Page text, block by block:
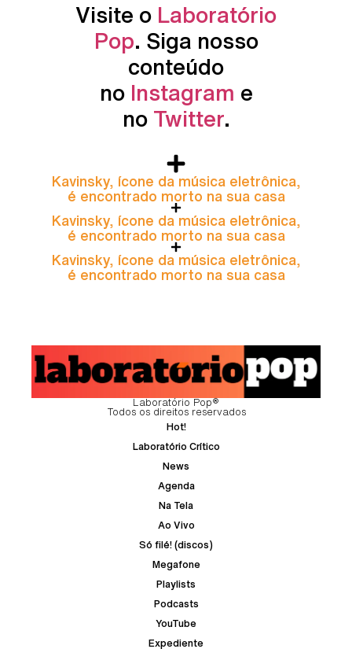
Visite o Laboratório
Pop. Siga nosso
conteúdo
no Instagram e
no Twitter.
Kavinsky, ícone da música eletrônica,
é encontrado morto na sua casa
Kavinsky, ícone da música eletrônica,
é encontrado morto na sua casa
Kavinsky, ícone da música eletrônica,
é encontrado morto na sua casa
Laboratório Pop®
Todos os direitos reservados
Hot!
Laboratório Crítico
News
Agenda
Na Tela
Ao Vivo
Só filé! (discos)
Megafone
Playlists
Podcasts
YouTube
Expediente